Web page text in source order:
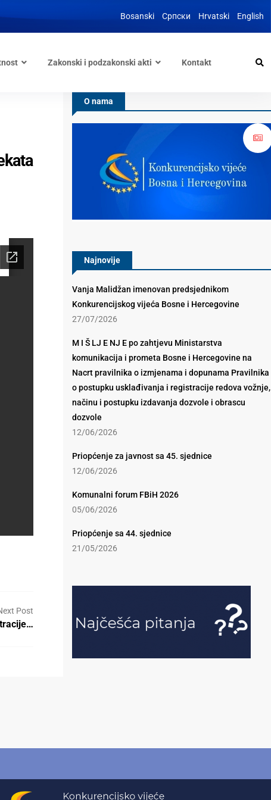
Bosanski Српски Hrvatski English
Zakonski i podzakonski akti Kontakt
Post
O nama
Najnovije
Vanja Malidžan imenovan predsjednikom
Konkurencijskog vijeća Bosne i Hercegovine
27/07/2026
M I Š LJ E NJ E po zahtjevu Ministarstva
komunikacija i prometa Bosne i Hercegovine na
Nacrt pravilnika o izmjenama i dopunama Pravilnika
o postupku usklađivanja i registracije redova vožnje,
načinu i postupku izdavanja dozvole i obrascu
dozvole
12/06/2026
Priopćenje za javnost sa 45. sjednice
12/06/2026
Komunalni forum FBiH 2026
05/06/2026
Priopćenje sa 44. sjednice
21/05/2026